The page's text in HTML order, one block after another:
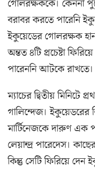
গোলরক্ষককে। কেননা
বরাবর করতে পারেনি
ইকুয়েডের গোলরক্ষক
অন্তত ৪টি প্রচেষ্টা
পারেননি আটকে রাখতে।
ম্যাচের দ্বিতীয় মিনিটে
গালিন্দেজ। ইকুয়েডরের
মার্টিনেজকে দারুণ এক
লেয়ান্দ্র পারেদেস।
কিন্তু সেটি ফিরিয়ে